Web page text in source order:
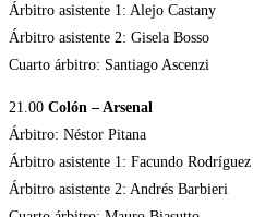
Árbitro asistente 1: Alejo Castany
Árbitro asistente 2: Gisela Bosso
Cuarto árbitro: Santiago Ascenzi
21.00 Colón – Arsenal
Árbitro: Néstor Pitana
Árbitro asistente 1: Facundo Rodríguez
Árbitro asistente 2: Andrés Barbieri